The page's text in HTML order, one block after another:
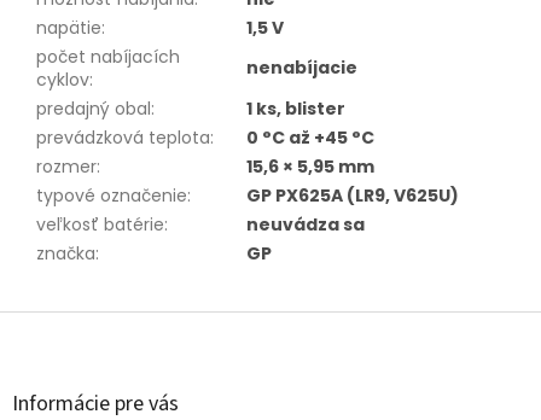
napätie:
1,5 V
počet nabíjacích
cyklov:
nenabíjacie
predajný obal:
1 ks, blister
prevádzková teplota:
0 °C až +45 °C
rozmer:
15,6 × 5,95 mm
typové označenie:
GP PX625A (LR9, V625U)
veľkosť batérie:
neuvádza sa
značka: GP
Z
Informácie pre vás